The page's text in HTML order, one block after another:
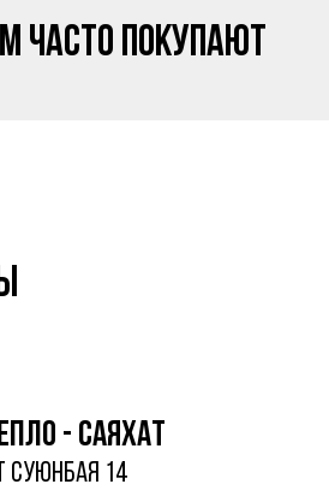
часто покупают
- саяхат
суюнбая 14